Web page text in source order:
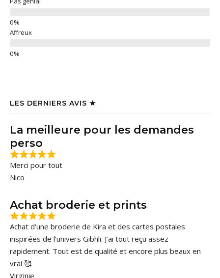
Affreux
LES DERNIERS AVIS ★
La meilleure pour les demandes
perso
Merci pour tout
Nico
Achat broderie et prints
Achat d’une broderie de Kira et des cartes postales
inspirées de l’univers Gibhli. J’ai tout reçu assez
rapidement. Tout est de qualité et encore plus beaux en
vrai 🥰
Virginie